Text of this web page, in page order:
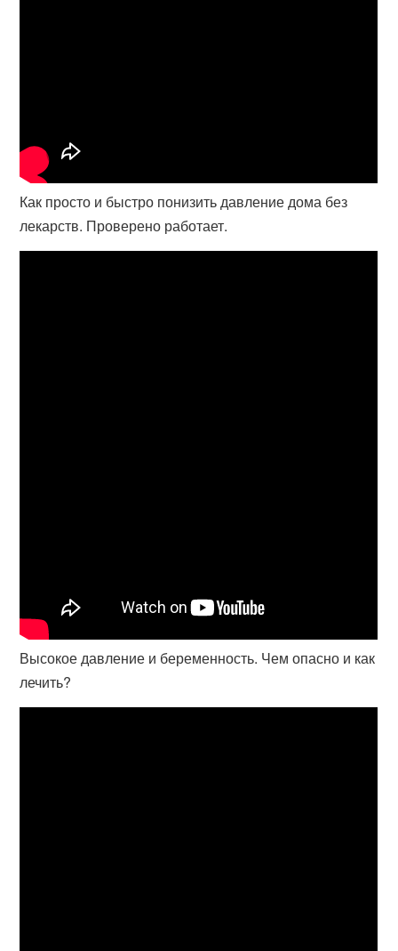
Как просто и быстро понизить давление дома без
лекарств. Проверено работает.
Высокое давление и беременность. Чем опасно и как
лечить?